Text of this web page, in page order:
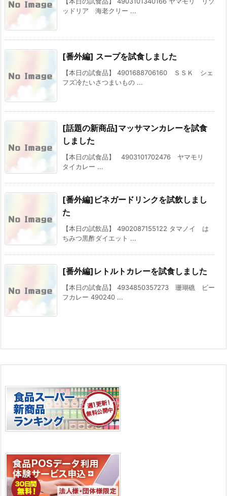
ッドリア 海老クリー ...
[番外編] スープを試食しました
【本日の試食品】 4901688706160 ＳＳＫ シェ
フズ冷たいさつまいもの ...
[話題の新商品]マッサマンカレーを試食
しました
【本日の試食品】 4903101702476 ヤマモリ
タイカレー ...
[番外編]ビネガードリンクを試飲しまし
た
【本日の試飲品】 4902087155122 タマノイ は
ちみつ黒酢ダイエット ...
[番外編]レトルトカレーを試食しました
【本日の試食品】 4934850357273 珊瑚礁 ビー
フカレー 490240 ...